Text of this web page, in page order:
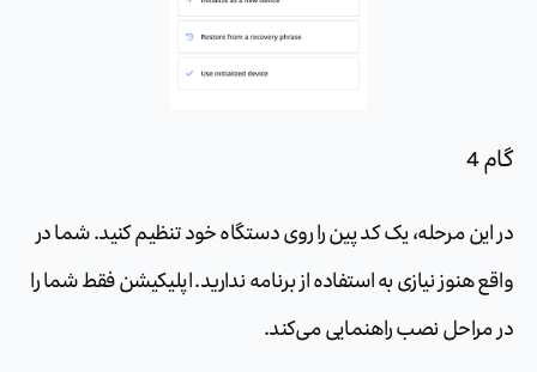
گام 4
در این مرحله، یک کد پین را روی دستگاه خود تنظیم کنید. شما در
واقع هنوز نیازی به استفاده از برنامه ندارید. اپلیکیشن فقط شما را
در مراحل نصب راهنمایی می‌کند.